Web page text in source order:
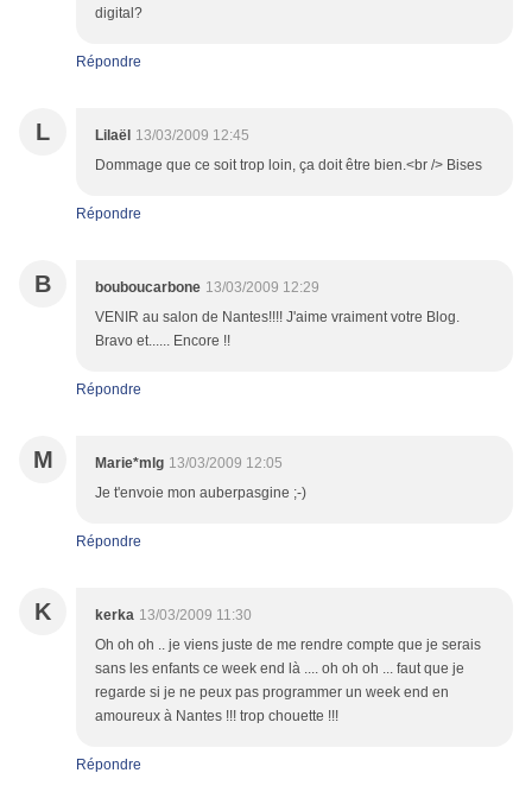
digital?
Répondre
L Lilaël 13/03/2009 12:45
Dommage que ce soit trop loin, ça doit être bien.<br /> Bises
Répondre
B bouboucarbone 13/03/2009 12:29
VENIR au salon de Nantes!!!! J'aime vraiment votre Blog.
Bravo et...... Encore !!
Répondre
M Marie*mlg 13/03/2009 12:05
Je t'envoie mon auberpasgine ;-)
Répondre
K kerka 13/03/2009 11:30
Oh oh oh .. je viens juste de me rendre compte que je serais
sans les enfants ce week end là .... oh oh oh ... faut que je
regarde si je ne peux pas programmer un week end en
amoureux à Nantes !!! trop chouette !!!
Répondre